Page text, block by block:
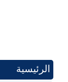
الرئيسية